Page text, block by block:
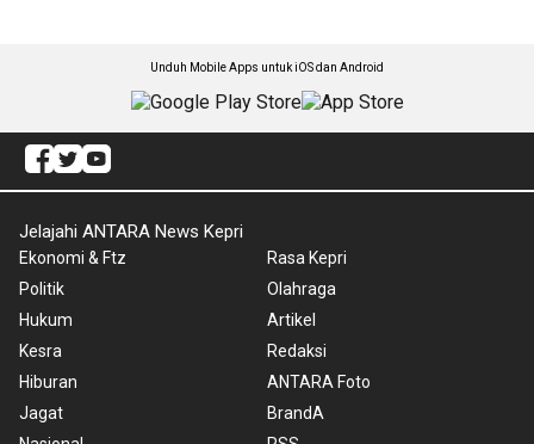
Unduh Mobile Apps untuk iOS dan Android
Jelajahi ANTARA News Kepri
Ekonomi & Ftz
Politik
Hukum
Kesra
Hiburan
Jagat
Rasa Kepri
Olahraga
Artikel
Redaksi
ANTARA Foto
BrandA